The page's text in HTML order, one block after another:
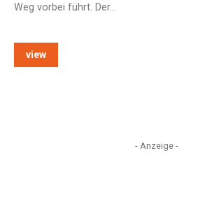
Weg vorbei führt. Der…
view
- Anzeige -